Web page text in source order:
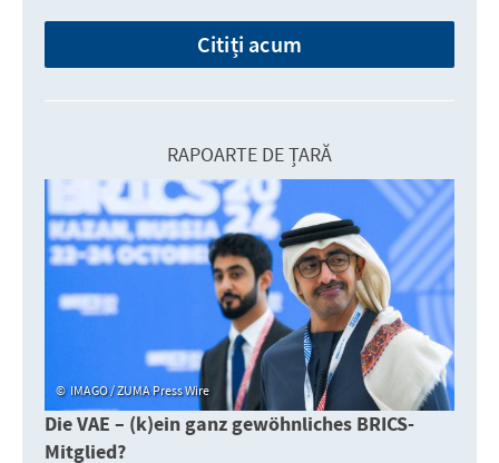
Citiți acum
RAPOARTE DE ȚARĂ
IMAGO / ZUMA Press Wire
Die VAE – (k)ein ganz gewöhnliches BRICS-
Mitglied?